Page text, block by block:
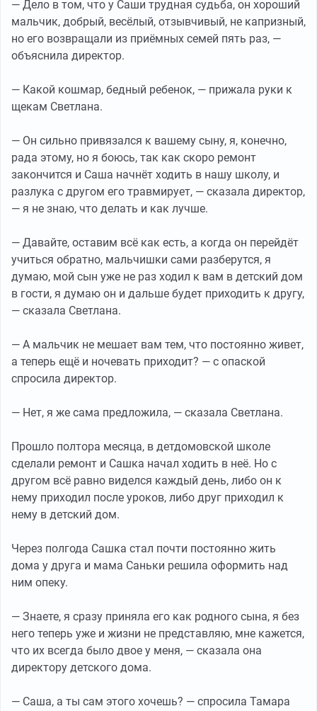
— Дело в том, что у Саши трудная судьба, он хороший
мальчик, добрый, весёлый, отзывчивый, не капризный,
но его возвращали из приёмных семей пять раз, —
объяснила директор.
— Какой кошмар, бедный ребенок, — прижала руки к
щекам Светлана.
— Он сильно привязался к вашему сыну, я, конечно,
рада этому, но я боюсь, так как скоро ремонт
закончится и Саша начнёт ходить в нашу школу, и
разлука с другом его травмирует, — сказала директор,
— я не знаю, что делать и как лучше.
— Давайте, оставим всё как есть, а когда он перейдёт
учиться обратно, мальчишки сами разберутся, я
думаю, мой сын уже не раз ходил к вам в детский дом
в гости, я думаю он и дальше будет приходить к другу,
— сказала Светлана.
— А мальчик не мешает вам тем, что постоянно живет,
а теперь ещё и ночевать приходит? — с опаской
спросила директор.
— Нет, я же сама предложила, — сказала Светлана.
Прошло полтора месяца, в детдомовской школе
сделали ремонт и Сашка начал ходить в неё. Но с
другом всё равно виделся каждый день, либо он к
нему приходил после уроков, либо друг приходил к
нему в детский дом.
Через полгода Сашка стал почти постоянно жить
дома у друга и мама Саньки решила оформить над
ним опеку.
— Знаете, я сразу приняла его как родного сына, я без
него теперь уже и жизни не представляю, мне кажется,
что их всегда было двое у меня, — сказала она
директору детского дома.
— Саша, а ты сам этого хочешь? — спросила Тамара